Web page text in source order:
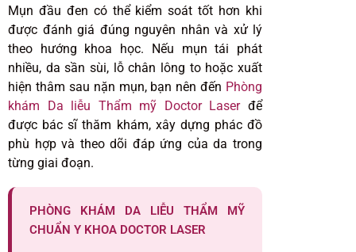
Mụn đầu đen có thể kiểm soát tốt hơn khi
được đánh giá đúng nguyên nhân và xử lý
theo hướng khoa học. Nếu mụn tái phát
nhiều, da sần sùi, lỗ chân lông to hoặc xuất
hiện thâm sau nặn mụn, bạn nên đến Phòng
khám Da liễu Thẩm mỹ Doctor Laserđể
được bác sĩ thăm khám, xây dựng phác đồ
phù hợp và theo dõi đáp ứng của da trong
từng giai đoạn.
PHÒNG KHÁM DA LIỄU THẨM MỸ
CHUẨN Y KHOA DOCTOR LASER